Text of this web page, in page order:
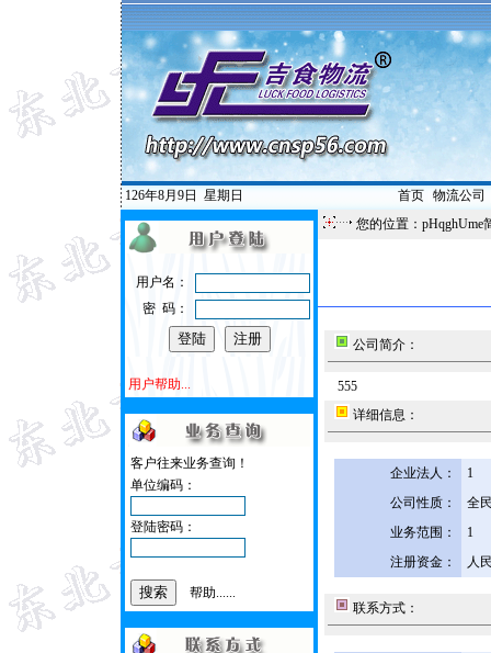
126年8月9日 星期日 首页| 物流公司
用户名：
密 码：
用户帮助...
客户往来业务查询！
单位编码：
登陆密码：
帮助......
您的位置：pHqghUme
公司简介：
555
详细信息：
企业法人：
1
公司性质：
全
业务范围：
1
注册资金：
人
联系方式：